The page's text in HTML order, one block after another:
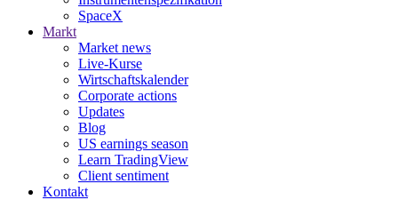
SpaceX
Markt
Market news
Live-Kurse
Wirtschaftskalender
Corporate actions
Updates
Blog
US earnings season
Learn TradingView
Client sentiment
Kontakt